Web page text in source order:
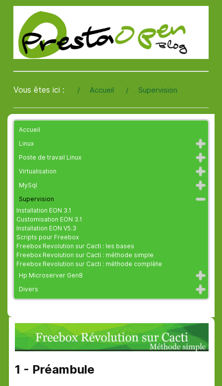
Vous êtes ici : Accueil Supervision
Accueil
Linux
Poste de travail Linux
Virtualisation
MySql
Supervision
Installation EON 3.1
Customisation EON 3.1
Installation EON V5.3
Scripts pour Freebox
Freebox Revolution sur Cacti : les bases
Freebox Revolution sur Cacti : méthode simple
Freebox Revolution sur Cacti : méthode complète
Hp Microserver Gen8
Divers
1 - Préambule